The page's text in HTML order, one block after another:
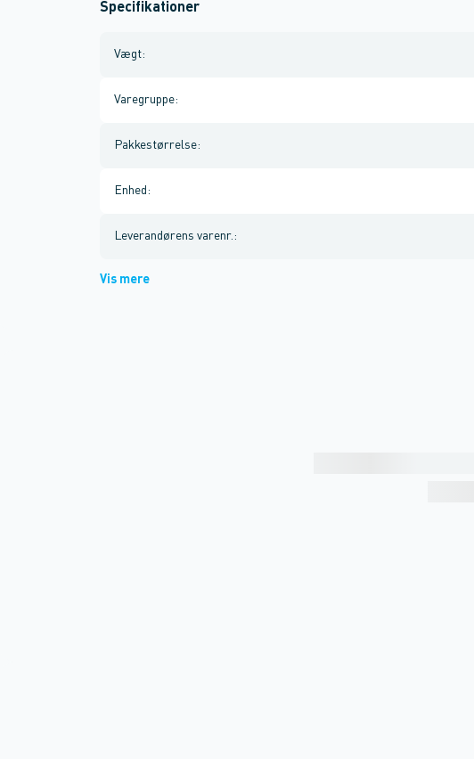
Specifikationer
Vægt:
Varegruppe:
Pakkestørrelse:
Enhed :
Leverandørens varenr. :
Vis mere